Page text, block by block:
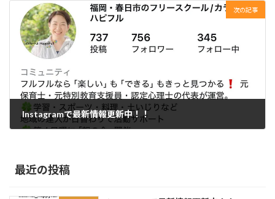
次の記事
Instagramで最新情報更新中！！
最近の投稿